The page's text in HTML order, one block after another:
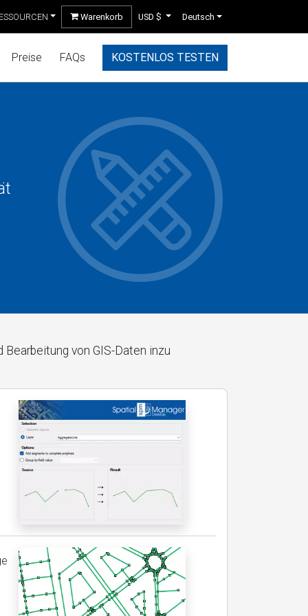
Warenkorb USD $ Deutsch
Preise FAQs KOSTENLOS TESTEN
von GIS-Daten inzu